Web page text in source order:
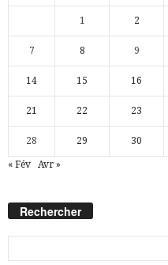
1 2
7 8 9
14 15 16
21 22 23
28 29 30
« Fév Avr »
Rechercher